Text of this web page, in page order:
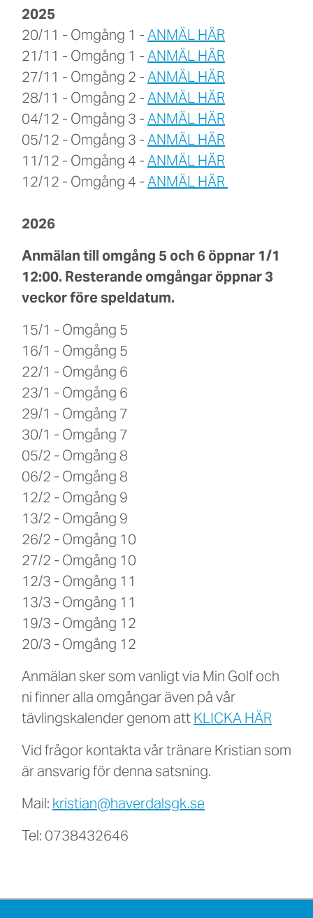
2025
20/11 - Omgång 1 -ANMÄL HÄR
21/11 - Omgång 1 -ANMÄL HÄR
27/11 - Omgång 2 -ANMÄL HÄR
28/11 - Omgång 2 -ANMÄL HÄR
04/12 - Omgång 3 -ANMÄL HÄR
05/12 - Omgång 3 -ANMÄL HÄR
11/12 - Omgång 4 -ANMÄL HÄR
12/12 - Omgång 4 -ANMÄL HÄR
2026
Anmälan till omgång 5 och 6 öppnar 1/1
12:00. Resterande omgångar öppnar 3
veckor före speldatum.
15/1 - Omgång 5
16/1 - Omgång 5
22/1 - Omgång 6
23/1 - Omgång 6
29/1 - Omgång 7
30/1 - Omgång 7
05/2 - Omgång 8
06/2 - Omgång 8
12/2 - Omgång 9
13/2 - Omgång 9
26/2 - Omgång 10
27/2 - Omgång 10
12/3 - Omgång 11
13/3 - Omgång 11
19/3 - Omgång 12
20/3 - Omgång 12
Anmälan sker som vanligt via Min Golf och
ni finner alla omgångar även på vår
tävlingskalender genom attKLICKA HÄR
Vid frågor kontakta vår tränare Kristian som
är ansvarig för denna satsning.
Mail:kristian@haverdalsgk.se
Tel: 0738432646